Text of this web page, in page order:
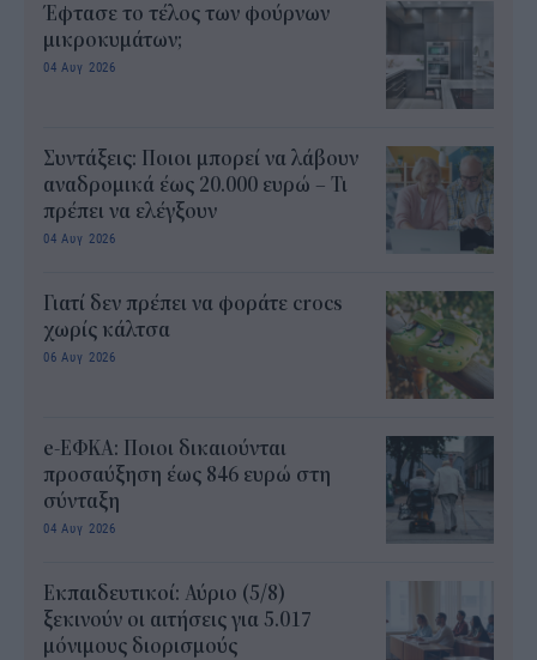
Έφτασε το τέλος των φούρνων
μικροκυμάτων;
04 Αυγ 2026
Συντάξεις: Ποιοι μπορεί να λάβουν
αναδρομικά έως 20.000 ευρώ – Τι
πρέπει να ελέγξουν
04 Αυγ 2026
Γιατί δεν πρέπει να φοράτε crocs
χωρίς κάλτσα
06 Αυγ 2026
e-ΕΦΚΑ: Ποιοι δικαιούνται
προσαύξηση έως 846 ευρώ στη
σύνταξη
04 Αυγ 2026
Εκπαιδευτικοί: Αύριο (5/8)
ξεκινούν οι αιτήσεις για 5.017
μόνιμους διορισμούς